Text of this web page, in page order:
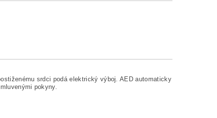
srdci podá elektrický výboj. AED automaticky
pokyny.